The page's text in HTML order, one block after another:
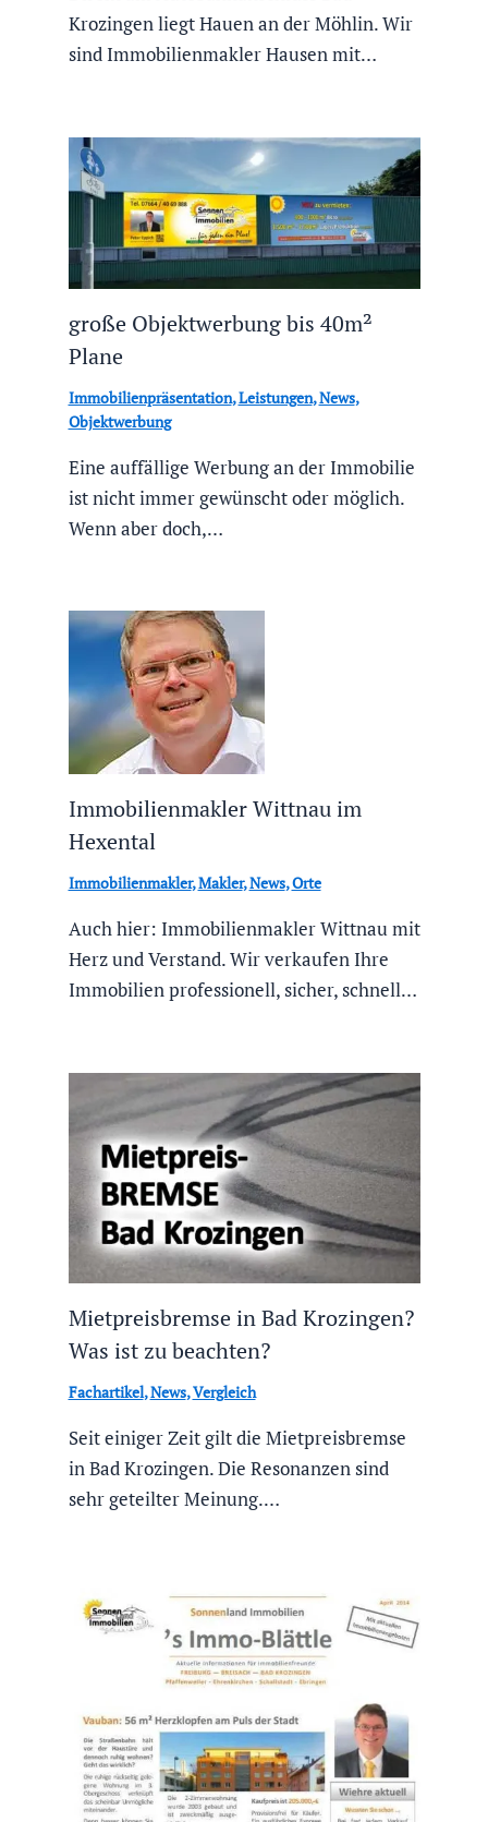
Krozingen liegt Hauen an der Möhlin. Wir
sind Immobilienmakler Hausen mit…
große Objektwerbung bis 40m²
Plane
Immobilienpräsentation,Leistungen,News,
Objektwerbung
Eine auffällige Werbung an der Immobilie
ist nicht immer gewünscht oder möglich.
Wenn aber doch,…
Immobilienmakler Wittnau im
Hexental
Immobilienmakler,Makler,News,Orte
Auch hier: Immobilienmakler Wittnau mit
Herz und Verstand. Wir verkaufen Ihre
Immobilien professionell, sicher, schnell…
Mietpreisbremse in Bad Krozingen?
Was ist zu beachten?
Fachartikel,News,Vergleich
Seit einiger Zeit gilt die Mietpreisbremse
in Bad Krozingen. Die Resonanzen sind
sehr geteilter Meinung.…